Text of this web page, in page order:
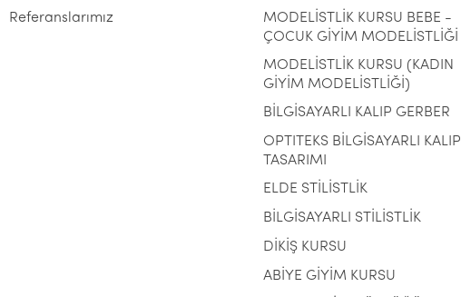
Referanslarımız
MODELİSTLİK KURSU BEBE -
ÇOCUK GİYİM MODELİSTLİĞİ
MODELİSTLİK KURSU (KADIN
GİYİM MODELİSTLİĞİ)
BİLGİSAYARLI KALIP GERBER
OPTITEKS BİLGİSAYARLI KALIP
TASARIMI
ELDE STİLİSTLİK
BİLGİSAYARLI STİLİSTLİK
DİKİŞ KURSU
ABİYE GİYİM KURSU